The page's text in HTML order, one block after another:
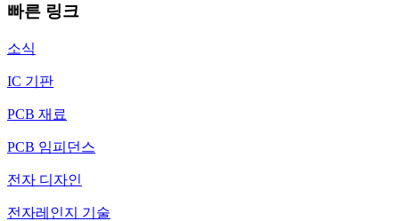
빠른 링크
소식
IC 기판
PCB 재료
PCB 임피던스
전자 디자인
전자레인지 기술